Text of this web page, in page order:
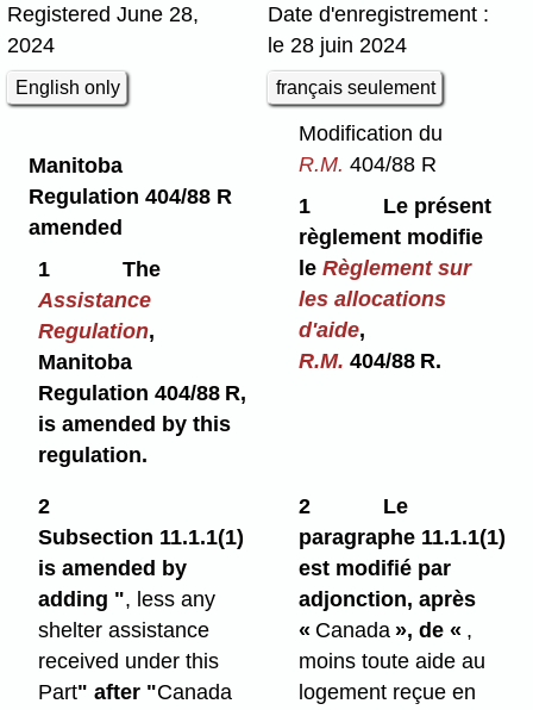
Registered June 28,
2024
English only
Date d'enregistrement :
le 28 juin 2024
français seulement
Manitoba
Regulation 404/88 R
amended
1
The
Assistance
Regulation,
Manitoba
Regulation 404/88 R,
is amended by this
regulation.
Modification du
R.M.404/88 R
1
Le présent
règlement modifie
leRèglement sur
les allocations
d'aide,
R.M.404/88 R.
2
Subsection 11.1.1(1)
is amended by
adding ", less any
shelter assistance
received under this
Part" after "Canada
2
Le
paragraphe 11.1.1(1)
est modifié par
adjonction, après
« Canada », de « ,
moins toute aide au
logement reçue en